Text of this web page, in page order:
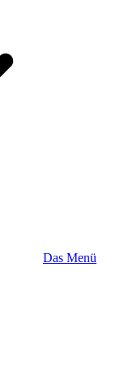
Das Menü